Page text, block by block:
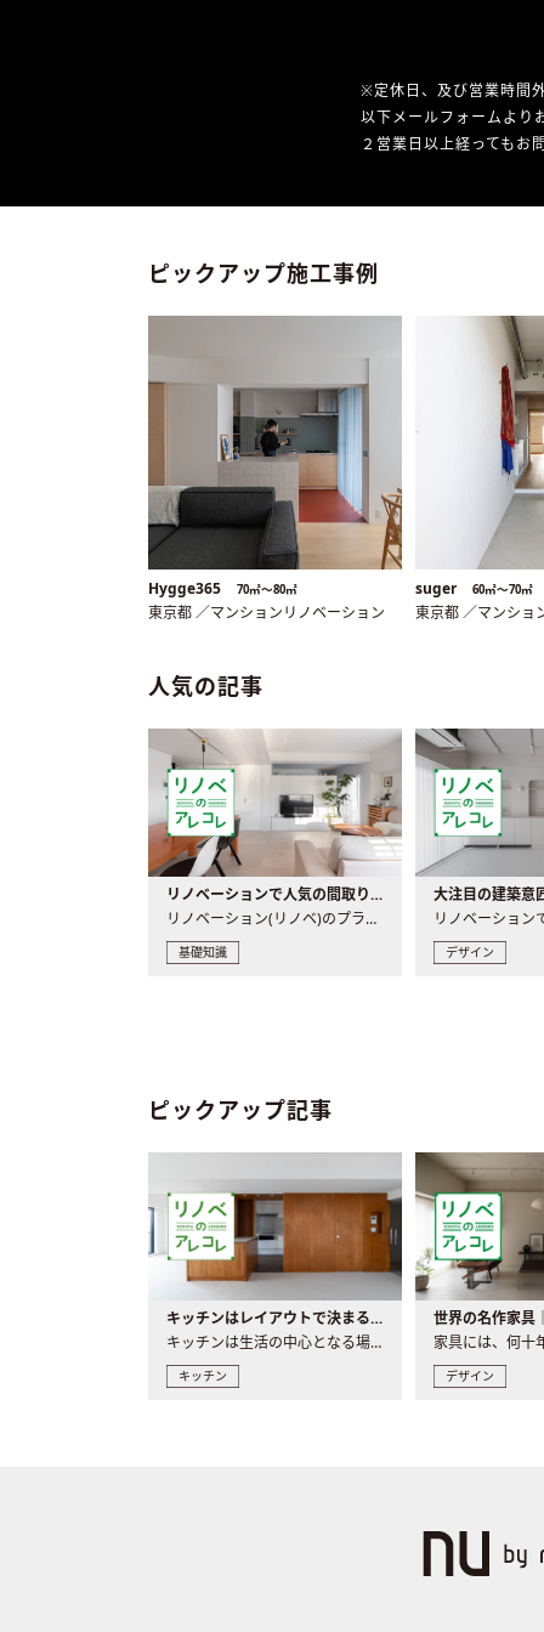
※定休日、及び営業時間
以下メールフォームより
２営業日以上経ってもお
ピックアップ施工事例
Hygge365 70㎡〜80㎡
東京都 ／マンションリノベーション
suger 60㎡〜70㎡
東京都 ／マンショ
人気の記事
リノベーションで人気の間取りとは？トレンドの間取りと実例を徹底解説
リノベーション(リノベ)のプランニングで一番最初に決めるのは..
基礎知識 デザイン
ピックアップ記事
キッチンはレイアウトで決まる。後悔しないための考え方と選び方
キッチンは生活の中心となる場所だからこそ、家の中のどこに置..
キッチン デザイン